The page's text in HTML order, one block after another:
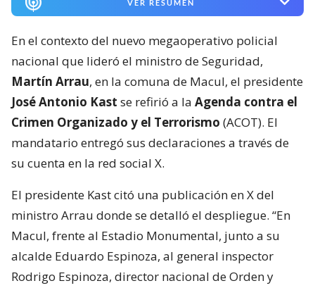
VER RESUMEN
En el contexto del nuevo megaoperativo policial
nacional que lideró el ministro de Seguridad,
Martín Arrau, en la comuna de Macul, el presidente
José Antonio Kast se refirió a la Agenda contra el
Crimen Organizado y el Terrorismo (ACOT). El
mandatario entregó sus declaraciones a través de
su cuenta en la red social X.
El presidente Kast citó una publicación en X del
ministro Arrau donde se detalló el despliegue. “En
Macul, frente al Estadio Monumental, junto a su
alcalde Eduardo Espinoza, al general inspector
Rodrigo Espinoza, director nacional de Orden y